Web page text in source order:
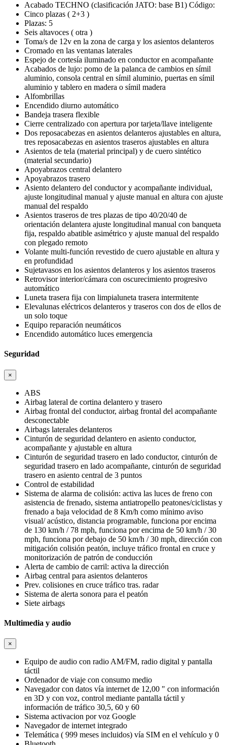
Acabado TECHNO (clasificación JATO: base B1) Código:
Cinco plazas ( 2+3 )
Plazas: 5
Seis altavoces ( otra )
Toma/s de 12v en la zona de carga y los asientos delanteros
Cromado en las ventanas laterales
Espejo de cortesía iluminado en conductor en acompañante
Acabados de lujo: pomo de la palanca de cambios en símil
aluminio, consola central en símil aluminio, puertas en símil
aluminio y tablero en madera o símil madera
Alfombrillas
Encendido diurno automático
Bandeja trasera flexible
Cierre centralizado con apertura por tarjeta/llave inteligente
Dos reposacabezas en asientos delanteros ajustables en altura,
tres reposacabezas en asientos traseros ajustables en altura
Asientos de tela (material principal) y de cuero sintético
(material secundario)
Apoyabrazos central delantero
Apoyabrazos trasero
Asiento delantero del conductor y acompañante individual,
ajuste longitudinal manual y ajuste manual en altura con ajuste
manual del respaldo
Asientos traseros de tres plazas de tipo 40/20/40 de
orientación delantera ajuste longitudinal manual con banqueta
fija, respaldo abatible asimétrico y ajuste manual del respaldo
con plegado remoto
Volante multi-función revestido de cuero ajustable en altura y
en profundidad
Sujetavasos en los asientos delanteros y los asientos traseros
Retrovisor interior/cámara con oscurecimiento progresivo
automático
Luneta trasera fija con limpialuneta trasera intermitente
Elevalunas eléctricos delanteros y traseros con dos de ellos de
un solo toque
Equipo reparación neumáticos
Encendido automático luces emergencia
Seguridad
×
ABS
Airbag lateral de cortina delantero y trasero
Airbag frontal del conductor, airbag frontal del acompañante
desconectable
Airbags laterales delanteros
Cinturón de seguridad delantero en asiento conductor,
acompañante y ajustable en altura
Cinturón de seguridad trasero en lado conductor, cinturón de
seguridad trasero en lado acompañante, cinturón de seguridad
trasero en asiento central de 3 puntos
Control de estabilidad
Sistema de alarma de colisión: activa las luces de freno con
asistencia de frenado, sistema antiatropello peatones/ciclistas y
frenado a baja velocidad de 8 Km/h como mínimo aviso
visual/ acústico, distancia programable, funciona por encima
de 130 km/h / 78 mph, funciona por encima de 50 km/h / 30
mph, funciona por debajo de 50 km/h / 30 mph, dirección con
mitigación colisión peatón, incluye tráfico frontal en cruce y
monitorización de patrón de conducción
Alerta de cambio de carril: activa la dirección
Airbag central para asientos delanteros
Prev. colisiones en cruce tráfico tras. radar
Sistema de alerta sonora para el peatón
Siete airbags
Multimedia y audio
×
Equipo de audio con radio AM/FM, radio digital y pantalla
táctil
Ordenador de viaje con consumo medio
Navegador con datos vía internet de 12,00 " con información
en 3D y con voz, control mediante pantalla táctil y
información de tráfico 30,5, 60 y 60
Sistema activacion por voz Google
Navegador de internet integrado
Telemática ( 999 meses incluidos) vía SIM en el vehículo y 0